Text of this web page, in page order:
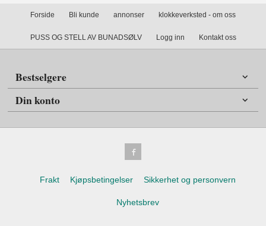
Forside Bli kunde annonser klokkeverksted - om oss
PUSS OG STELL AV BUNADSØLV Logg inn Kontakt oss
Bestselgere
Din konto
Frakt Kjøpsbetingelser Sikkerhet og personvern
Nyhetsbrev